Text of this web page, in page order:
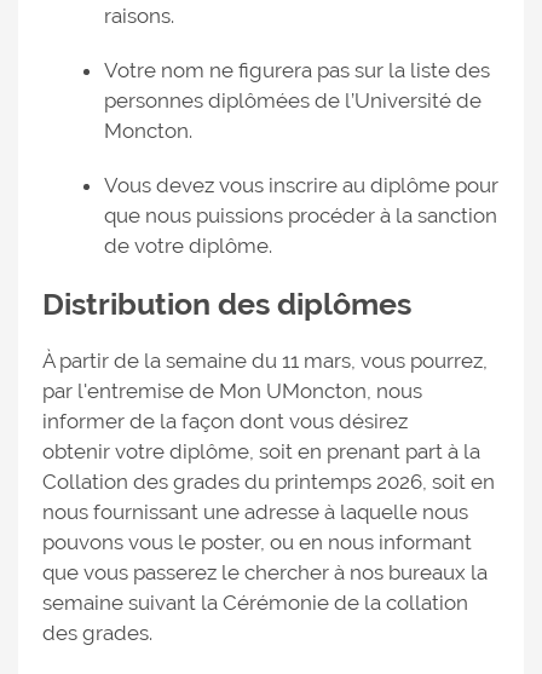
raisons.
Votre nom ne figurera pas sur la liste des
personnes diplômées de l’Université de
Moncton.
Vous devez vous inscrire au diplôme pour
que nous puissions procéder à la sanction
de votre diplôme.
Distribution des diplômes
À partir de la semaine du 11 mars, vous pourrez,
par l'entremise de Mon UMoncton, nous
informer de la façon dont vous désirez
obtenir votre diplôme, soit en prenant part à la
Collation des grades du printemps 2026, soit en
nous fournissant une adresse à laquelle nous
pouvons vous le poster, ou en nous informant
que vous passerez le chercher à nos bureaux la
semaine suivant la Cérémonie de la collation
des grades.